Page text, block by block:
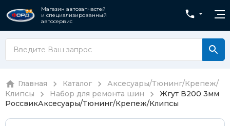
Магазин автозапчастей
и специализированный
автосервис
Главная Каталог
Аксесуары/Тюнинг/Крепеж/
Клипсы
Набор для ремонта шин
Жгут В200 3мм
РоссвикАксесуары/Тюнинг/Крепеж/Клипсы